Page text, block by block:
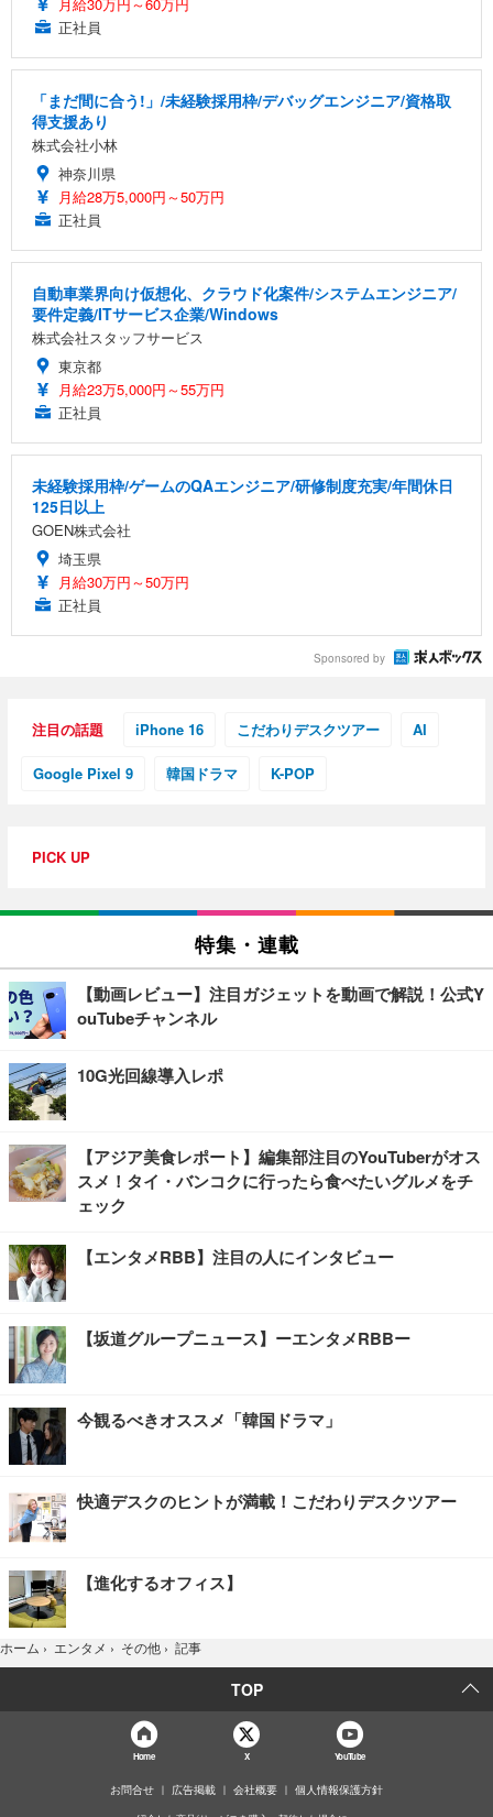
正社員
「まだ間に合う!」/未経験採用枠/デバッグエンジニア/資格取
得支援あり
株式会社小林
神奈川県
月給28万5,000円～50万円
正社員
自動車業界向け仮想化、クラウド化案件/システムエンジニア/
要件定義/ITサービス企業/Windows
株式会社スタッフサービス
東京都
月給23万5,000円～55万円
正社員
未経験採用枠/ゲームのQAエンジニア/研修制度充実/年間休日
125日以上
GOEN株式会社
埼玉県
月給30万円～50万円
正社員
Sponsored by
注目の話題 iPhone 16 こだわりデスクツアー AI
Google Pixel 9 韓国ドラマ K-POP
PICK UP
特集・連載
【動画レビュー】注目ガジェットを動画で解説！公式Y
ouTubeチャンネル
10G光回線導入レポ
【アジア美食レポート】編集部注目のYouTuberがオス
スメ！タイ・バンコクに行ったら食べたいグルメをチ
ェック
【エンタメRBB】注目の人にインタビュー
【坂道グループニュース】ーエンタメRBBー
今観るべきオススメ「韓国ドラマ」
快適デスクのヒントが満載！こだわりデスクツアー
【進化するオフィス】
ホーム › エンタメ › その他 › 記事
TOP
Home X YouTube
お問合せ 広告掲載 会社概要 個人情報保護方針